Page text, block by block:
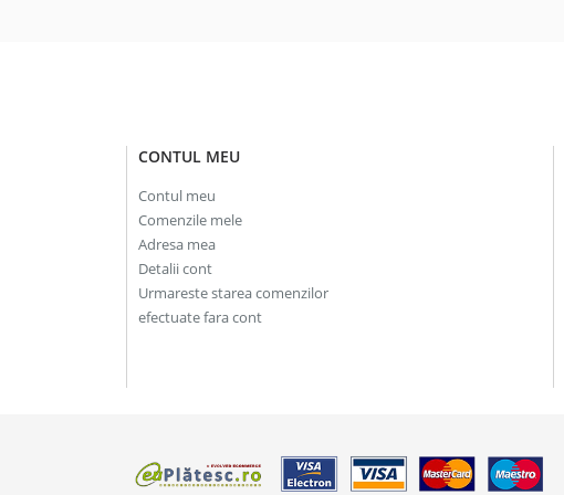
CONTUL MEU
Contul meu
Comenzile mele
Adresa mea
Detalii cont
Urmareste starea comenzilor
efectuate fara cont